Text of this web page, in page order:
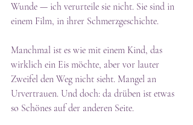
Wunde — ich verurteile sie nicht. Sie sind in
einem Film, in ihrer Schmerzgeschichte.
Manchmal ist es wie mit einem Kind, das
wirklich ein Eis möchte, aber vor lauter
Zweifel den Weg nicht sieht. Mangel an
Urvertrauen. Und doch: da drüben ist etwas
so Schönes auf der anderen Seite.